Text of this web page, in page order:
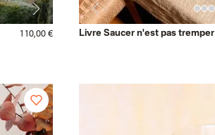
110,00 € Livre Saucer n'est pas tremper